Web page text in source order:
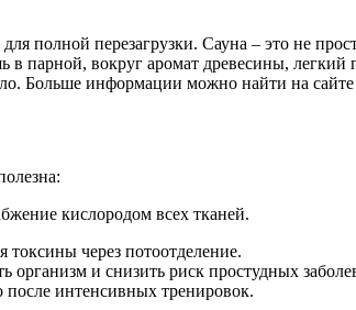
полной перезагрузки. Сауна – это не
в парной, вокруг аромат древесины,
Больше информации можно найти на сайте
кислородом всех тканей.
через потоотделение.
и снизить риск простудных
интенсивных тренировок.